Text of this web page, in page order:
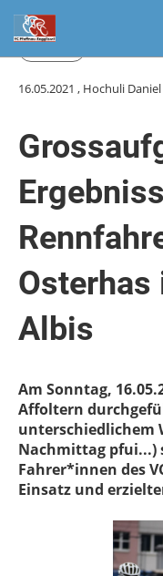
16.05.2021 , Hochuli Daniel
Albis
Am Sonntag,
Affoltern
unterschiedlichem
Nachmittag pfui...)
Fahrer*innen des
Einsatz und